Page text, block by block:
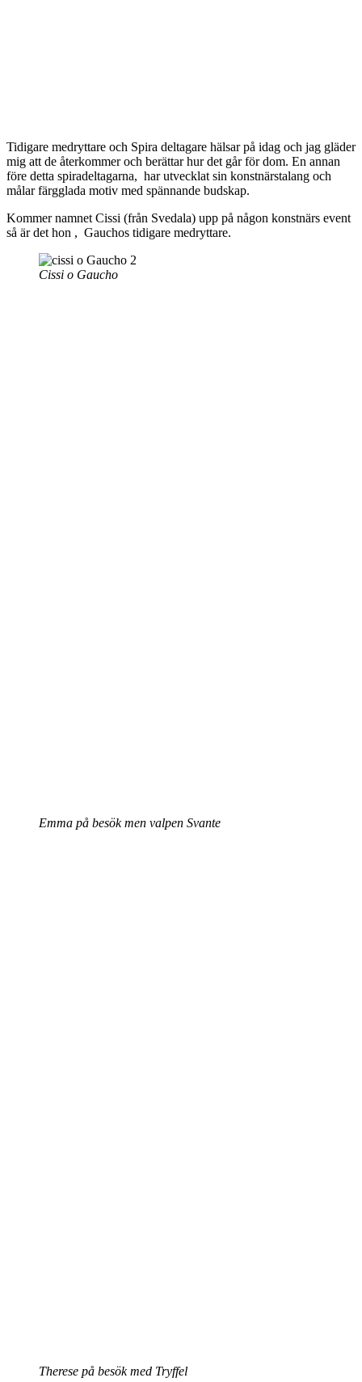
Tidigare medryttare och Spira deltagare hälsar på idag och jag gläder
mig att de återkommer och berättar hur det går för dom. En annan
före detta spiradeltagarna, har utvecklat sin konstnärstalang och
målar färgglada motiv med spännande budskap.
Kommer namnet Cissi (från Svedala) upp på någon konstnärs event
så är det hon , Gauchos tidigare medryttare.
Cissi o Gaucho
Emma på besök men valpen Svante
Therese på besök med Tryffel